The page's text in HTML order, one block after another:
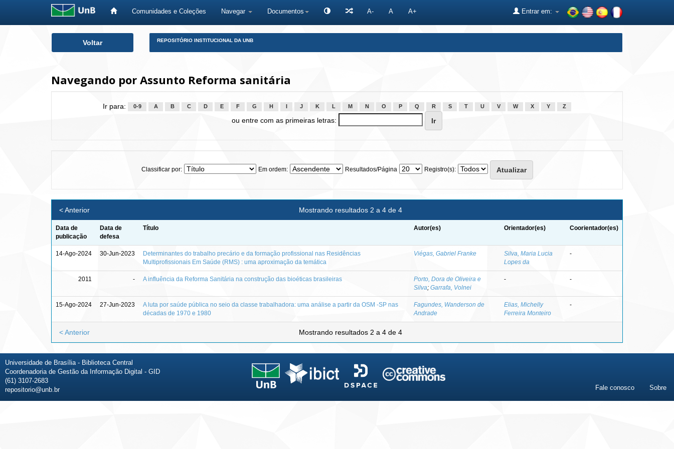
Comunidades e Coleções Navegar Documentos A- A A+ Entrar em:
Voltar REPOSITÓRIO INSTITUCIONAL DA UNB
Navegando por Assunto Reforma sanitária
Ir para: 0-9 A B C D E F G H J K L M N O P Q R S T U V W X Y Z
ou entre com as primeiras letras:
Classificar por: Em ordem: Resultados/Página Registro(s):
Mostrando resultados 2 a 4 de 4
< Anterior
Data de
publicação
Data de
defesa
Título Autor(es) Orientador(es) Coorientador(es)
14-Ago-2024 30-Jun-2023
Determinantes do trabalho precário e da formação profissional nas Residências
Multiprofissionais Em Saúde (RMS) : uma aproximação da temática
Viégas, Gabriel Franke
Silva, Maria Lucia
Lopes da
-
2011 - A influência da Reforma Sanitária na construção das bioéticas brasileiras
Porto, Dora de Oliveira e
Silva; Garrafa, Volnei
- -
15-Ago-2024 27-Jun-2023
A luta por saúde pública no seio da classe trabalhadora: uma análise a partir da OSM -SP nas
décadas de 1970 e 1980
Fagundes, Wanderson de
Andrade
Elias, Michelly
Ferreira Monteiro
-
Mostrando resultados 2 a 4 de 4
< Anterior
Universidade de Brasília - Biblioteca Central
Coordenadoria de Gestão da Informação Digital - GID
(61) 3107-2683
repositorio@unb.br
Fale conosco Sobre